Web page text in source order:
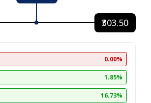
₹303.50
0.00%
1.85%
16.73%